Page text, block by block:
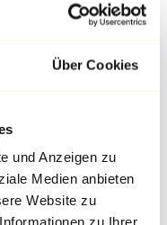
Über Cookies
und Anzeigen zu
Medien anbieten
Website zu
zu Ihrer